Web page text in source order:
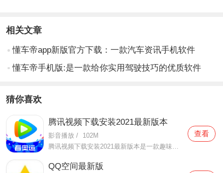
相关文章
懂车帝app新版官方下载：一款汽车资讯手机软件
懂车帝手机版:是一款给你实用驾驶技巧的优质软件
猜你喜欢
腾讯视频下载安装2021最新版本
影音播放 /
102M
查看
QQ空间最新版